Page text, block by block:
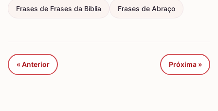
Frases de Frases da Bíblia Frases de Abraço
« Anterior Próxima »